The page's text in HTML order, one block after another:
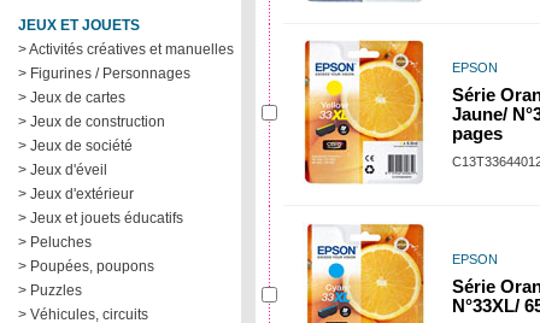
JEUX ET JOUETS
> Activités créatives et manuelles
> Figurines / Personnages
> Jeux de cartes
> Jeux de construction
> Jeux de société
> Jeux d'éveil
> Jeux d'extérieur
> Jeux et jouets éducatifs
> Peluches
> Poupées, poupons
> Puzzles
> Véhicules, circuits
EPSON
Série
Jaune/
pages
EPSON
Série
N°33XL/